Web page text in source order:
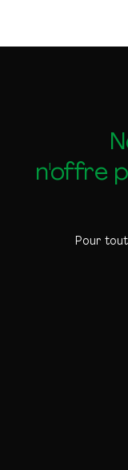
n'offre
Pour